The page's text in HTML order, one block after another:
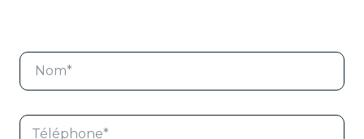
N
m
T